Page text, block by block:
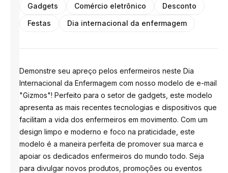
Desenhado
Gadgets Comércio eletrônico
Desconto
Festas
Dia internacional da enfermagem
Demonstre seu apreço pelos enfermeiros neste Dia
Internacional da Enfermagem com nosso modelo de e-mail
"Gizmos"! Perfeito para o setor de gadgets, este modelo
apresenta as mais recentes tecnologias e dispositivos que
facilitam a vida dos enfermeiros em movimento. Com um
design limpo e moderno e foco na praticidade, este
modelo é a maneira perfeita de promover sua marca e
apoiar os dedicados enfermeiros do mundo todo. Seja
para divulgar novos produtos, promoções ou eventos